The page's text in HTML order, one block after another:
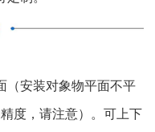
（安装对象物平面不平
度，请注意）。可上下